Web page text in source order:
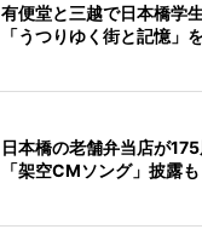
有便堂と三越で日本橋学
「うつりゆく街と記憶」
日本橋の老舗弁当店が
「架空CMソング」披露も